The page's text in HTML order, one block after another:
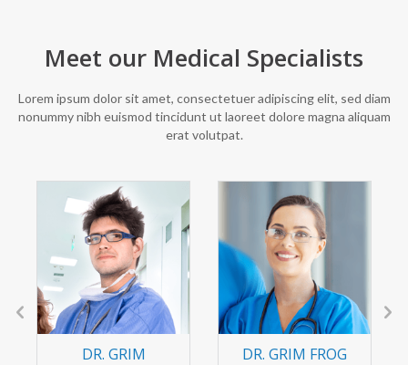
Meet our Medical Specialists
Lorem ipsum dolor sit amet, consectetuer adipiscing elit, sed diam
nonummy nibh euismod tincidunt ut laoreet dolore magna aliquam
erat volutpat.
DR. GRIM
DR. GRIM FROG